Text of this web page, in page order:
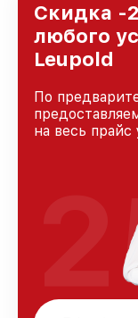
Скидка -
любого
Leupold
По
на весь прайс